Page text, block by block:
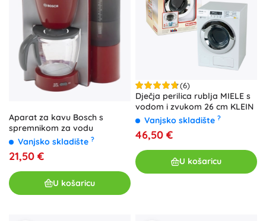
Aparat za kavu Bosch s
spremnikom za vodu
Vanjsko skladište ?
21,50 €
U košaricu
(6)
Dječja perilica rublja MIELE s
vodom i zvukom 26 cm KLEIN
Vanjsko skladište ?
46,50 €
U košaricu